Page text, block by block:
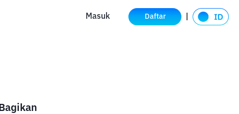
Masuk Daftar
Bagikan